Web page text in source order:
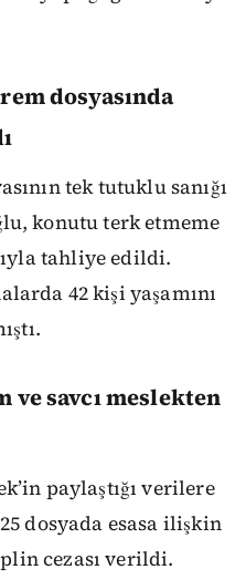
dosyasında
tek tutuklu sanığı
konutu terk etmeme
tahliye edildi.
42 kişi yaşamını
ve savcı meslekten
paylaştığı verilere
dosyada esasa ilişkin
cezası verildi.